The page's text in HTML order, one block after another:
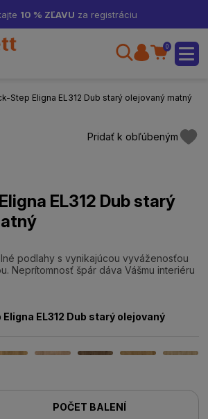
10 % ZĽAVU za registráciu
0
Step Eligna EL312 Dub starý olejovaný matný
Pridať k obľúbeným
EL312 Dub starý
podlahy s vynikajúcou vyváženosťou
Neprítomnosť špár dáva Vášmu interiéru
EL312 Dub starý olejovaný
POČET BALENÍ